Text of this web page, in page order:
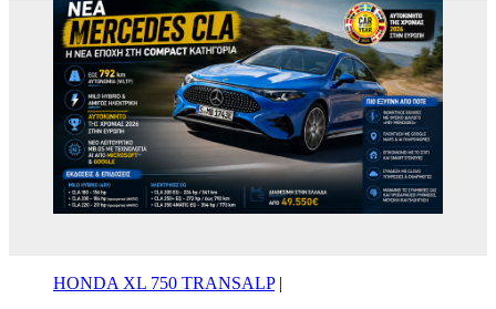
HONDA XL 750 TRANSALP|